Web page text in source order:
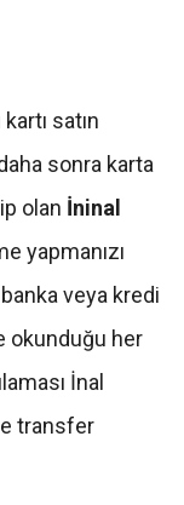
satın
sonra karta
olan İninal
yapmanızı
veya kredi
okunduğu her
İnal
transfer